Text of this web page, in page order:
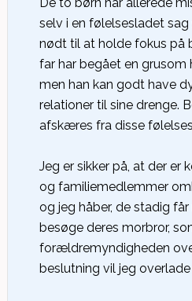
selv i en følelsesladet sag
nødt til at holde fokus på
far har begået en grusom
men han kan godt have
relationer til sine drenge.
afskæres fra disse
Jeg er sikker på, at der er
og familiemedlemmer
og jeg håber, de stadig
besøge deres morbror,
forældremyndigheden
beslutning vil jeg